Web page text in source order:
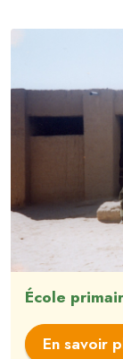
École
En savoir